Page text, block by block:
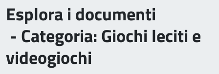
Esplora i documenti
- Categoria: Giochi leciti e
videogiochi